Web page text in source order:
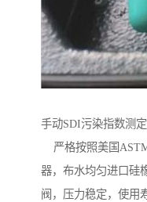
手动SDI污染指数测
严格按照美国
器，布水均匀进口硅
阀，压力稳定，使用